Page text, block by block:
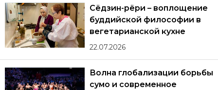
Сёдзин-рёри – воплощение
буддийской философии в
вегетарианской кухне
22.07.2026
Волна глобализации борьбы
сумо и современное